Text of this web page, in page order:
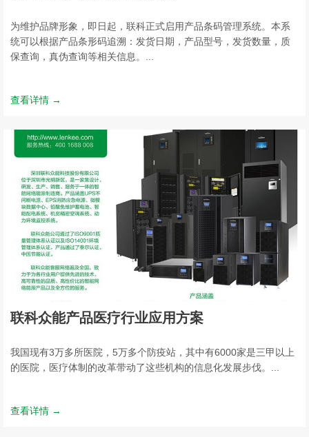
为维护品牌形象，即日起，联科正式启用产品条码管理系统。本系
统可以根据产品条形码追溯：发货日期，产品型号，发货数量，质
保查询，真伪查询等相关信息。...
查看详情 →
联科众能产品医疗行业应用方案
我国现有3万多所医院，5万多个防疫站，其中有6000家是三甲以上
的医院，医疗体制的改革带动了这些机构的信息化发展步伐。...
查看详情 →